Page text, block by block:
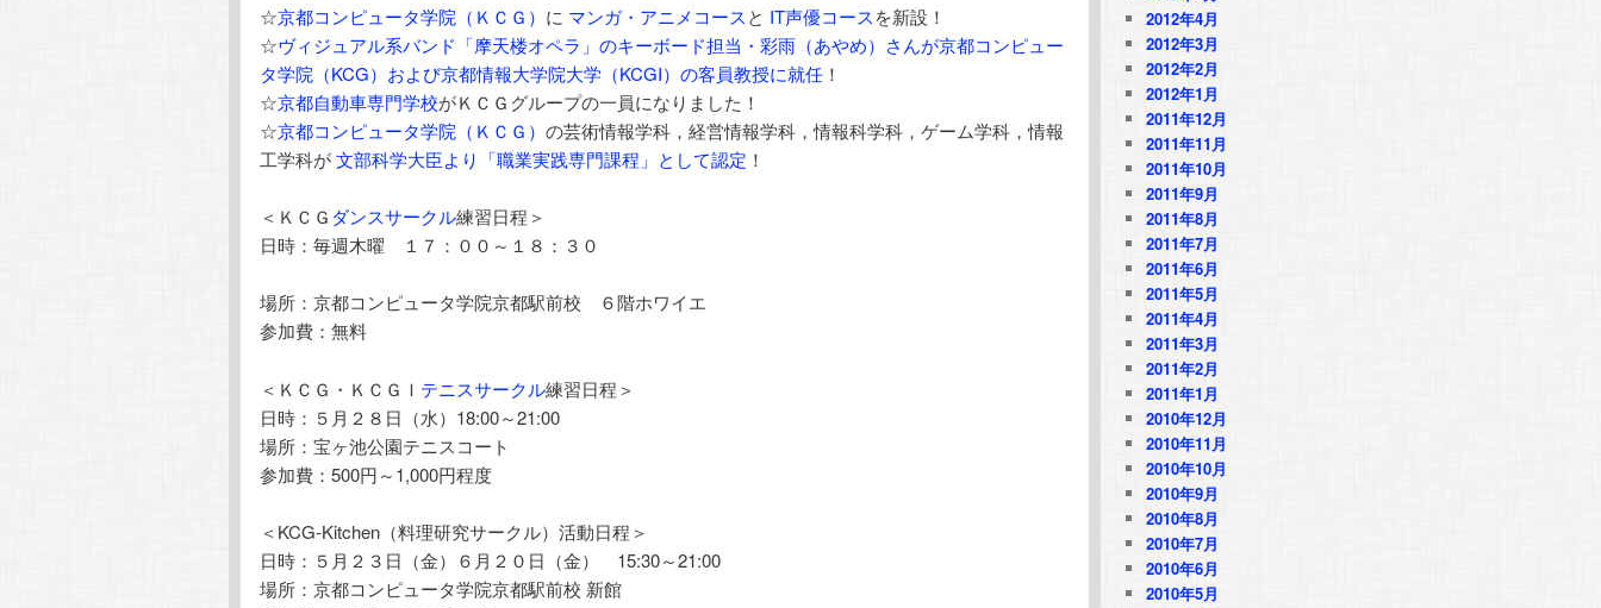
☆京都コンピュータ学院（ＫＣＧ） に マンガ・アニメコースと IT声優コースを新設！
☆ヴィジュアル系バンド「摩天楼オペラ」のキーボード担当・彩雨（あやめ）さんが京都コンピュー
タ学院（KCG）および京都情報大学院大学（KCGI）の客員教授に就任 ！
☆京都自動車専門学校がＫＣＧグループの一員になりました！
☆京都コンピュータ学院（ＫＣＧ） の芸術情報学科，経営情報学科，情報科学科，ゲーム学科，情報
工学科が文部科学大臣より「職業実践専門課程」として認定 ！
＜ＫＣＧ ダンスサークル練習日程＞
日時：毎週木曜 １７：００～１８：３０
場所：京都コンピュータ学院京都駅前校 ６階ホワイエ
参加費：無料
＜ＫＣＧ・ＫＣＧＩ テニスサークル練習日程＞
日時：５月２８日（水）18:00～21:00
場所：宝ヶ池公園テニスコート
参加費：500円～1,000円程度
＜KCG-Kitchen（料理研究サークル）活動日程＞
日時：５月２３日（金）６月２０日（金） 15:30～21:00
場所：京都コンピュータ学院京都駅前校 新館
2012年4月
2012年3月
2012年2月
2012年1月
2011年12月
2011年11月
2011年10月
2011年9月
2011年8月
2011年7月
2011年6月
2011年5月
2011年4月
2011年3月
2011年2月
2011年1月
2010年12月
2010年11月
2010年10月
2010年9月
2010年8月
2010年7月
2010年6月
2010年5月